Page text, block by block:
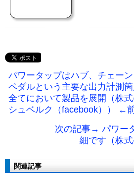
パワータップはハブ、チェーン
ペダルという主要な出力計測
全てにおいて製品を展開（株
シュベルク（facebook）） ←
次の記事→ パワー
細です（株
関連記事